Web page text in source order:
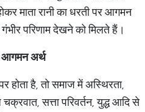
माता रानी का धरती पर आगमन
परिणाम देखने को मिलते हैं।
आगमनअर्थ
होता है, तो समाज में अस्थिरता,
सत्ता परिवर्तन, युद्ध आदि से